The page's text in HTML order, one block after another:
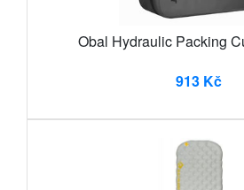
Obal Hydraulic Packing
913 Kč